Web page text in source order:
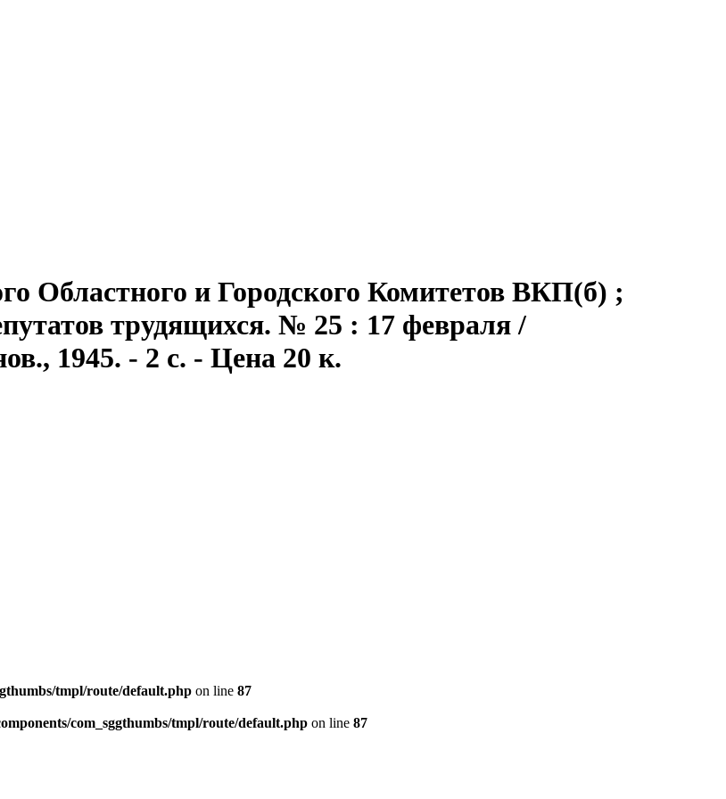
Областного и Городского Комитетов ВКП(б) ;
трудящихся. № 25 : 17 февраля /
1945. - 2 с. - Цена 20 к.
tmpl/route/default.php on line 87
com_sggthumbs/tmpl/route/default.php on line 87